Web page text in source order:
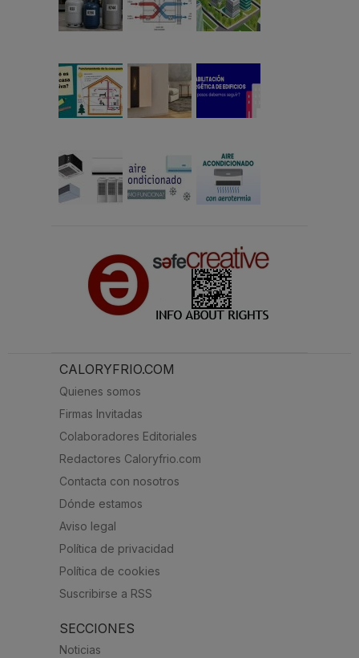
CALORYFRIO.COM
Quienes somos
Firmas Invitadas
Colaboradores Editoriales
Redactores Caloryfrio.com
Contacta con nosotros
Dónde estamos
Aviso legal
Política de privacidad
Política de cookies
Suscribirse a RSS
SECCIONES
Noticias